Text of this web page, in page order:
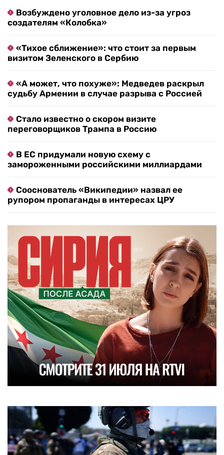
Возбуждено уголовное дело из-за угроз
создателям «Колобка»
«Тихое сближение»: что стоит за первым
визитом Зеленского в Сербию
«А может, что похуже»: Медведев раскрыл
судьбу Армении в случае разрыва с Россией
Стало известно о скором визите
переговорщиков Трампа в Россию
В ЕС придумали новую схему с
замороженными российскими миллиардами
Сооснователь «Википедии» назвал ее
рупором пропаганды в интересах ЦРУ